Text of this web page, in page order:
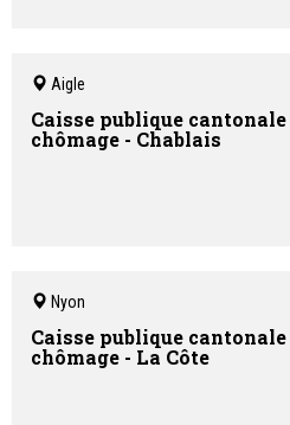
Aigle
Caisse publique
chômage - Chablais
Nyon
Caisse publique
chômage - La Côte